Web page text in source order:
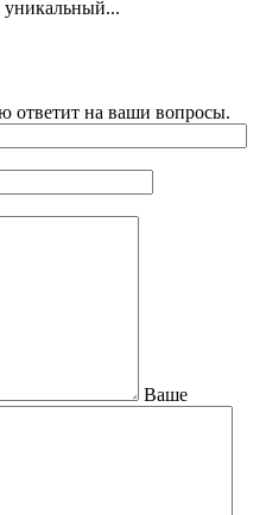
уникальный...
ответит на ваши вопросы.
Ваше